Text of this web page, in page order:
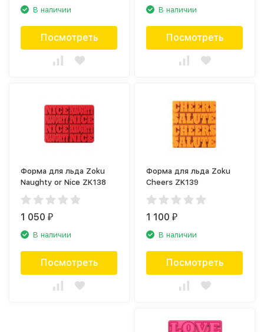
В наличии
Посмотреть
В наличии
Посмотреть
Форма для льда Zoku
Naughty or Nice ZK138
1 050₽
В наличии
Посмотреть
Форма для льда Zoku
Cheers ZK139
1 100₽
В наличии
Посмотреть